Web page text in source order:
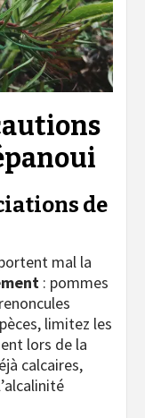
de
mal la
: pommes
limitez les
lors de la
calcaires,